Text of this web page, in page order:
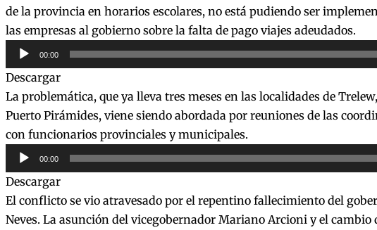
de la provincia en horarios escolares, no está pudiendo ser
las empresas al gobierno sobre la falta de pago viajes adeudados.
Reproductor
de
audio
00:00
Descargar
La problemática, que ya lleva tres meses en las localidades de
Puerto Pirámides, viene siendo abordada por reuniones de las
con funcionarios provinciales y municipales.
Reproductor
de
audio
00:00
Descargar
El conflicto se vio atravesado por el repentino fallecimiento del
Neves. La asunción del vicegobernador Mariano Arcioni y el cambio